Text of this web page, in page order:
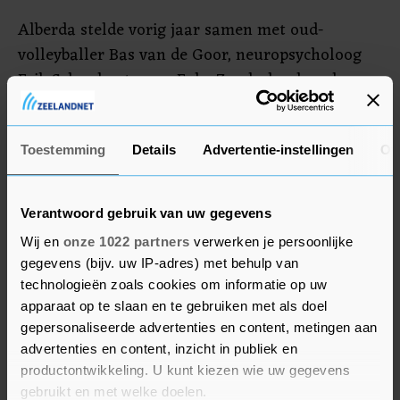
Toestemming Details Advertentie-instellingen
Verantwoord gebruik van uw gegevens
Wij en onze 1022 partners verwerken je persoonlijke
gegevens (bijv. uw IP-adres) met behulp van
technologieën zoals cookies om informatie op uw
apparaat op te slaan en te gebruiken met als doel
gepersonaliseerde advertenties en content, metingen aan
advertenties en content, inzicht in publiek en
productontwikkeling. U kunt kiezen wie uw gegevens
gebruikt en met welke doelen.
Alberda stelde vorig jaar samen met oud-
volleyballer Bas van de Goor, neuropsycholoog
Erik Scherder, turner Epke Zonderland en de
voetbaltrainers Louis van Gaal, Guus Hiddink en
Sarina Wiegman een pamflet op. Het bevatte een
oproep aan de politiek en de samenleving om
Nederland in beweging te krijgen. Diverse
werkgroepen gingen hiermee aan de slag. Op 1
april komen ze met gezamenlijke aanbevelingen,
die wat Alberda betreft direct moeten worden
opgenomen in het regeerakkoord van het nieuwe
kabinet.
"Bewegen moet het nieuwe normaal worden, ook
om het onderwijs en de zorg te ontlasten. Sport